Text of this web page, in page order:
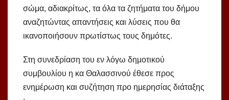
σώμα, αδιακρίτως, τα όλα τα ζητήματα του δήμου
αναζητώντας απαντήσεις και λύσεις που θα
ικανοποιήσουν πρωτίστως τους δημότες.
Στη συνεδρίαση του εν λόγω δημοτικού
συμβουλίου η κα Θαλασσινού έθεσε προς
ενημέρωση και συζήτηση προ ημερησίας διάταξης